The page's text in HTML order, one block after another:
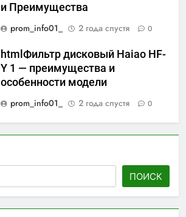
и Преимущества
prom_info01_
2 года спустя 0
htmlФильтр дисковый Haiao HF-
Y 1 — преимущества и
особенности модели
prom_info01_
2 года спустя 0
ПОИСК